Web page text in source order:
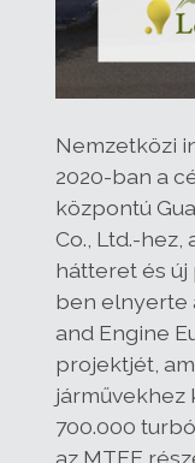
Nemzetközi
2020-ban a
központú
Co., Ltd.-
hátteret és új
ben elnyerte
and Engine
projektjét,
járművekhez
700.000
az MTEE